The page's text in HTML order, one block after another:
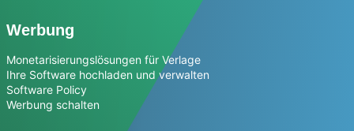
Werbung
Monetarisierungslösungen für Verlage
Ihre Software hochladen und verwalten
Software Policy
Werbung schalten